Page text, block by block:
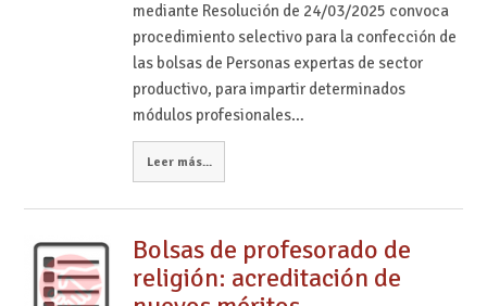
mediante Resolución de 24/03/2025 convoca
procedimiento selectivo para la confección de
las bolsas de Personas expertas de sector
productivo, para impartir determinados
módulos profesionales…
Leer más...
Bolsas de profesorado de
religión: acreditación de